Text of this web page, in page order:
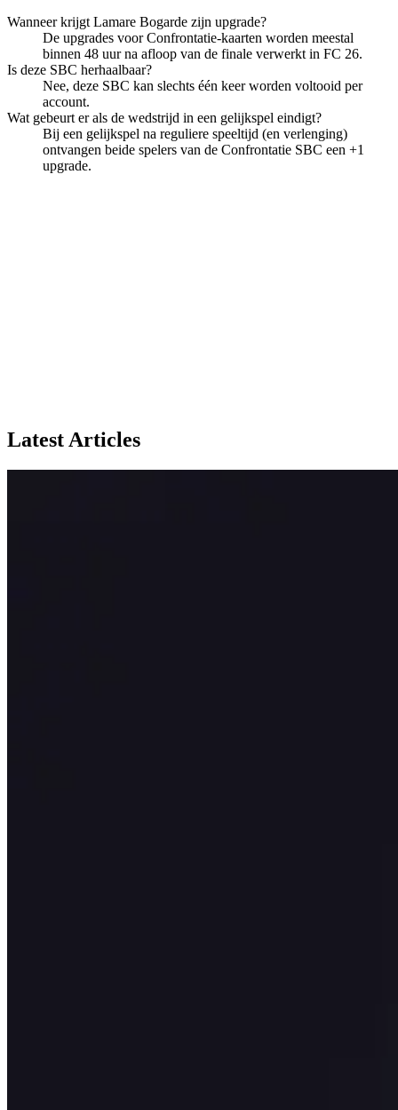
Wanneer krijgt Lamare Bogarde zijn upgrade?
De upgrades voor Confrontatie-kaarten worden meestal
binnen 48 uur na afloop van de finale verwerkt in FC 26.
Is deze SBC herhaalbaar?
Nee, deze SBC kan slechts één keer worden voltooid per
account.
Wat gebeurt er als de wedstrijd in een gelijkspel eindigt?
Bij een gelijkspel na reguliere speeltijd (en verlenging)
ontvangen beide spelers van de Confrontatie SBC een +1
upgrade.
Latest Articles